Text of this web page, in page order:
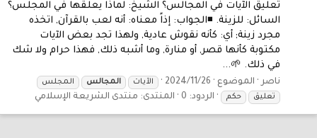
تعليق الآيات في المجالس؟ الشيخ: لماذا يعلقها في المجلس؟
السائل: للزينة. ◾الجواب: إذاً معناه: أنه لعب بالقرآن, اتخذه
مجرد زينة; أي: كأنه نقوش عادية, ولهذا تجد بعض الآيات
مكتوبة كأنها قصر, أو منارة, وما أشبه ذلك, فهذا حرام ولا شك
في ذلك. 🌱...
ناصر الموضوع 2024/11/26 الآيات المجالس
المجلس
تعليق
حكم الردود: 0 المنتدى: منتدى الشريعة الإسلامي